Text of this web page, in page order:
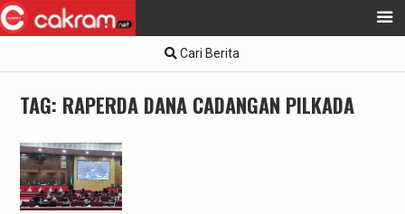
to
Cari Berita
TAG: RAPERDA DANA CADANGAN PILKADA